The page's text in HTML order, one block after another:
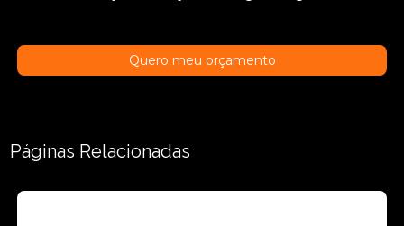
Quero meu orçamento
Páginas Relacionadas